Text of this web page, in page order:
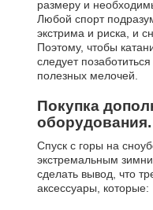
размеру и
Любой спорт
экстрима и риска, и
Поэтому, чтобы
следует
полезных мелочей.
Покупка
оборудования.
Спуск с горы на
экстремальным
сделать вывод, что
аксессуары, которые: